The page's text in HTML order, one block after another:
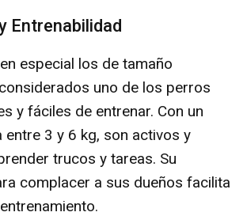
Entrenabilidad
especial los de tamaño
uno de los perros
y fáciles de entrenar. Con un
entre 3 y 6 kg, son activos y
trucos y tareas. Su
complacer a sus dueños facilita